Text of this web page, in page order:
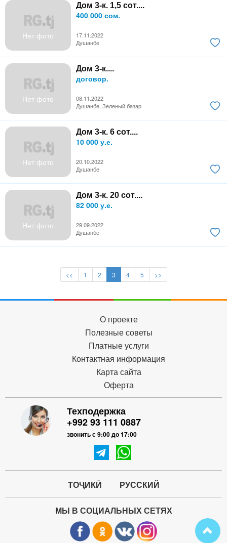
Нет фото
Дом 3-к. 1,5 сот....
400 000 сом.
17.11.2022
Душанбе
Нет фото
Дом 3-к....
договор.
08.11.2022
Душанбе, Зеленый базар
Нет фото
Дом 3-к. 6 сот....
10 000 у.е.
20.10.2022
Душанбе
Нет фото
Дом 3-к. 20 сот....
82 000 у.е.
29.09.2022
Душанбе
<< 1 2 3 4 5 >>
О проекте
Полезные советы
Платные услуги
Контактная информация
Карта сайта
Оферта
Техподержка
+992 93 111 0887
звонить с 9:00 до 17:00
ТОҶИКӢ РУССКИЙ
МЫ В СОЦИАЛЬНЫХ СЕТЯХ